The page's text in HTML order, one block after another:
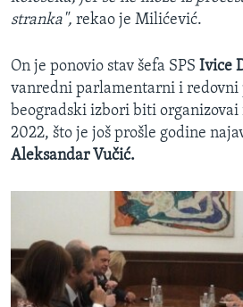
stranka", rekao je Milićević.
On je ponovio stav šefa SPS Ivice
vanredni parlamentarni i redovni
beogradski izbori biti organizovai
2022, što je još prošle godine
Aleksandar Vučić.